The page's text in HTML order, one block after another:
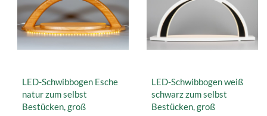
LED-Schwibbogen Esche
natur zum selbst
Bestücken, groß
LED-Schwibbogen weiß
schwarz zum selbst
Bestücken, groß